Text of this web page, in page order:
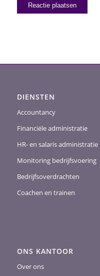
DIENSTEN
Accountancy
Financiële administratie
HR- en salaris administratie
Monitoring bedrijfsvoering
Bedrijfsoverdrachten
Coachen en trainen
ONS KANTOOR
Over ons